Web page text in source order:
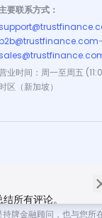
所有评论。
要联系方式：
-
业时间：周一至周五
时区（新加坡）
2026 | V.2.0
牌金融顾问，也与您所